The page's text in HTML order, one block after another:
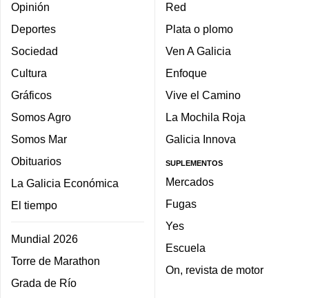
Opinión
Deportes
Sociedad
Cultura
Gráficos
Somos Agro
Somos Mar
Obituarios
La Galicia Económica
El tiempo
Mundial 2026
Torre de Marathon
Grada de Río
Red
Plata o plomo
Ven A Galicia
Enfoque
Vive el Camino
La Mochila Roja
Galicia Innova
SUPLEMENTOS
Mercados
Fugas
Yes
Escuela
On, revista de motor